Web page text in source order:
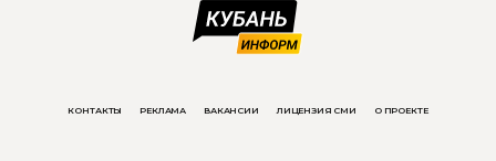
КОНТАКТЫ РЕКЛАМА ВАКАНСИИ ЛИЦЕНЗИЯ СМИ О ПРОЕКТЕ